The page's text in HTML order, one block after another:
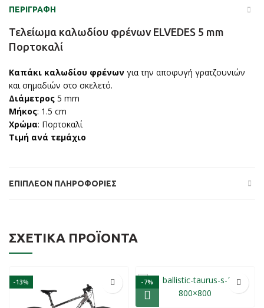
ΠΕΡΙΓΡΑΦΉ
Τελείωμα καλωδίου φρένων ELVEDES 5 mm
Πορτοκαλί
Καπάκι καλωδίου φρένων για την αποφυγή γρατζουνιών
και σημαδιών στο σκελετό.
Διάμετρος 5 mm
Μήκος: 1.5 cm
Χρώμα: Πορτοκαλί
Τιμή ανά τεμάχιο
ΕΠΙΠΛΈΟΝ ΠΛΗΡΟΦΟΡΊΕΣ
ΣΧΕΤΙΚΆ ΠΡΟΪΌΝΤΑ
-13% -7%